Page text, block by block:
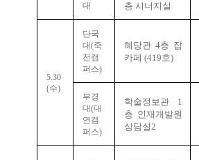
대
층 시너지실
5.30
(수)
단국
대(죽
전캠
퍼스)
혜당관 4층 잡
카페 (419호)
부경
대(대
연캠
퍼스)
학술정보관 1
층 인재개발원
상담실2